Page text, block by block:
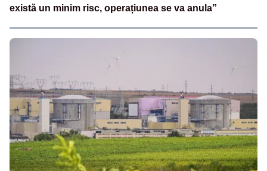
există un minim risc, operațiunea se va anula”